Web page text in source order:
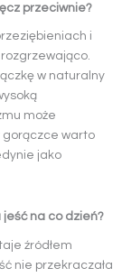
przeciwnie?
i
w naturalny
może
gorączce warto
jako
na co dzień?
źródłem
nie przekraczała